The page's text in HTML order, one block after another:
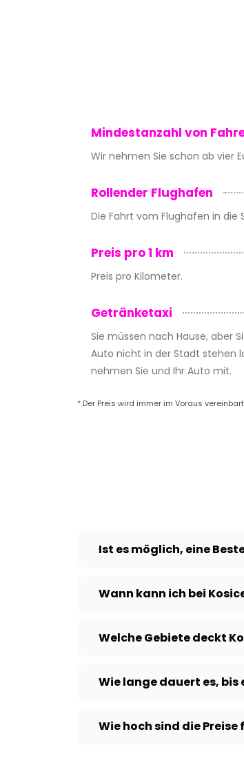
Mindestanzahl von
Wir nehmen Sie schon ab vier
Rollender Flughafen
Die Fahrt vom Flughafen in
Preis pro 1 km
Preis pro Kilometer.
Getränketaxi
Sie müssen nach Hause, aber
Auto nicht in der Stadt stehen
nehmen Sie und Ihr Auto mit.
* Der Preis wird immer im Voraus
Ist es möglich, eine
Wann kann ich bei
Welche Gebiete deckt
Wie lange dauert es,
Wie hoch sind die